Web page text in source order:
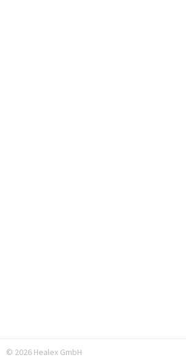
© 2026 Healex GmbH